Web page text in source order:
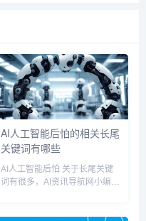
AI人工智能后怕的相关长尾
关键词有哪些
AI人工智能后怕 关于长尾关键
词有很多，AI资讯导航网小编为